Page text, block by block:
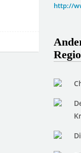
http://